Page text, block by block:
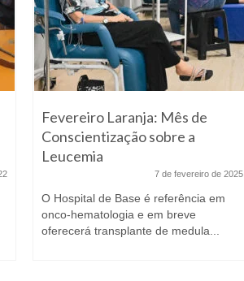
Fevereiro Laranja: Mês de
Conscientização sobre a
Leucemia
7 de fevereiro de 2025
O Hospital de Base é referência em
onco-hematologia e em breve
oferecerá transplante de medula...